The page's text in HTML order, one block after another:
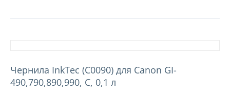
Чернила InkTec (C0090) для Canon GI-
490,790,890,990, C, 0,1 л